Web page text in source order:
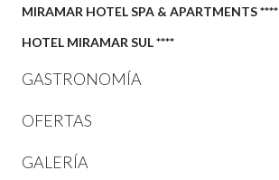
MIRAMAR HOTEL SPA & APARTMENTS ****
HOTEL MIRAMAR SUL ****
GASTRONOMÍA
OFERTAS
GALERÍA